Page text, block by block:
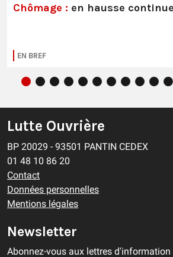
Chômage : en hausse continue
EN BREF
Lutte Ouvrière
BP 20029 - 93501 PANTIN CEDEX
01 48 10 86 20
Contact
Données personnelles
Mentions légales
Newsletter
Abonnez-vous aux lettres d'information